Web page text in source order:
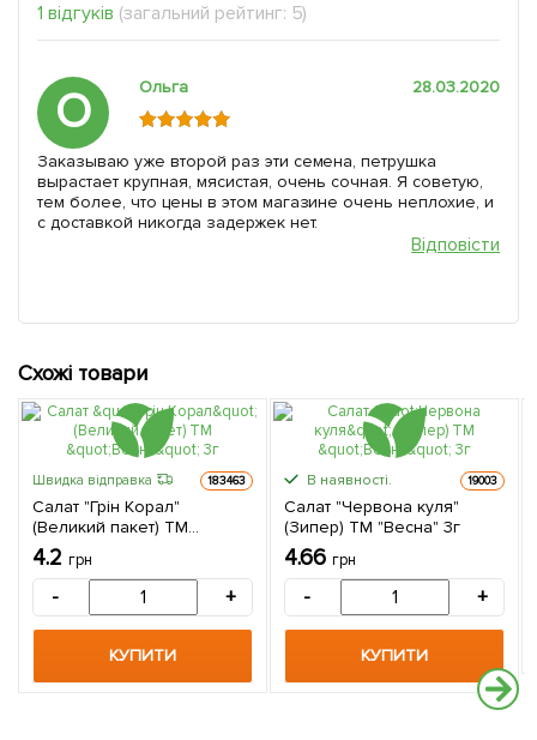
1 відгуків (загальний рейтинг: 5)
О Ольга 28.03.2020
Заказываю уже второй раз эти семена, петрушка
вырастает крупная, мясистая, очень сочная. Я советую,
тем более, что цены в этом магазине очень неплохие, и
с доставкой никогда задержек нет.
Відповісти
Схожі товари
Швидка відправка 183463
Салат "Грін Корал"
(Великий пакет) ТМ
"Весна" 3г
4.2 грн
- +
КУПИТИ
В наявності. 19003
Салат "Червона куля"
(Зипер) ТМ "Весна" 3г
4.66 грн
- +
КУПИТИ